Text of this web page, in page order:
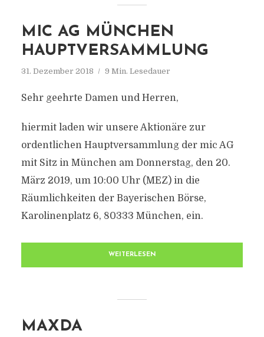
MIC AG MÜNCHEN
HAUPTVERSAMMLUNG
31. Dezember 2018 9 Min. Lesedauer
Sehr geehrte Damen und Herren,
hiermit laden wir unsere Aktionäre zur
ordentlichen Hauptversammlung der mic AG
mit Sitz in München am Donnerstag, den 20.
März 2019, um 10:00 Uhr (MEZ) in die
Räumlichkeiten der Bayerischen Börse,
Karolinenplatz 6, 80333 München, ein.
WEITERLESEN
MAXDA